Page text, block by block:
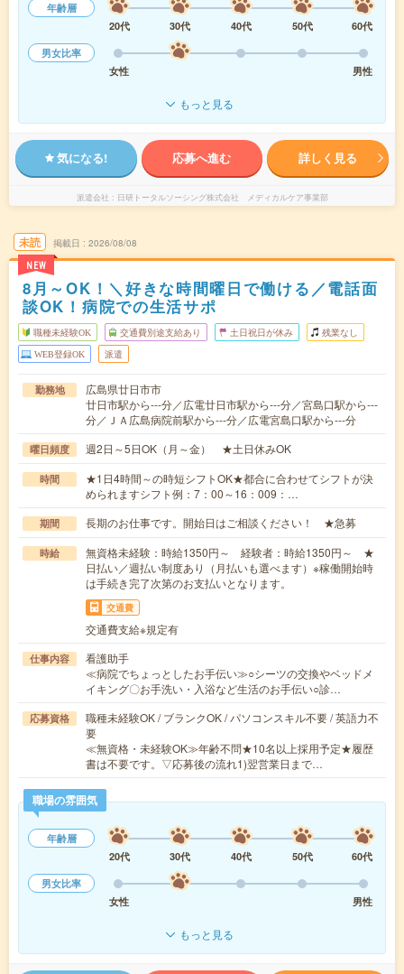
年齢層
20代
30代 40代 50代
60代
男女比率
女性
男性
もっと見る
気になる! 応募へ進む 詳しく見る
派遣会社 日研トータルソーシング株式会社 メディカルケア事業部
未読
NEW
掲載日 2026/08/08
8月～OK！＼好きな時間曜日で働ける／電話面
談OK！病院での生活サポ
職種未経験OK 交通費別途支給あり 土日祝日が休み 残業なし
WEB登録OK 派遣
勤務地
広島県廿日市市
廿日市駅から---分／広電廿日市駅から---分／宮島口駅から---
分／ＪＡ広島病院前駅から---分／広電宮島口駅から---分
曜日頻度 週2日～5日OK（月～金） ★土日休みOK
時間
★1日4時間～の時短シフトOK★都合に合わせてシフトが決
められますシフト例：7：00～16：009：…
期間 長期のお仕事です。開始日はご相談ください！ ★急募
時給
無資格未経験：時給1350円～ 経験者：時給1350円～ ★
日払い／週払い制度あり（月払いも選べます）※稼働開始時
は手続き完了次第のお支払いとなります。
交通費
交通費支給※規定有
仕事内容
看護助手
≪病院でちょっとしたお手伝い≫○シーツの交換やベッドメ
イキング〇お手洗い・入浴など生活のお手伝い○診…
応募資格
職種未経験OK / ブランクOK / パソコンスキル不要 / 英語力不
要
≪無資格・未経験OK≫年齢不問★10名以上採用予定★履歴
書は不要です。▽応募後の流れ1)翌営業日まで…
職場の雰囲気
年齢層
20代
30代 40代 50代
60代
男女比率
女性
男性
もっと見る